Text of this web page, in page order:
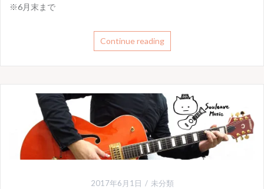
※6月末まで
Continue reading
2017年6月1日 未分類